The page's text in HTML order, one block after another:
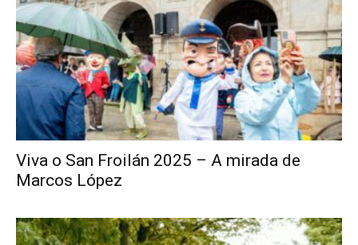
Viva o San Froilán 2025 – A mirada de
Marcos López